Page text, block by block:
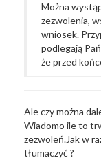
Można
zezwolenia,
wniosek.
podlegają
że przed
Ale czy można
Wiadomo ile to
zezwoleń.Jak w
tłumaczyć ?